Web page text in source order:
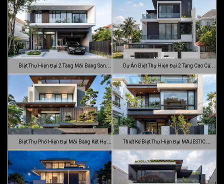
Biệt Thự Hiện Đại 2 Tầng Mái Bằng Sang Dự Án Biệt Thự Hiện Đại 2 Tầng Cao Cấp
Đ…
Biệt Thự Phố Hiện Đại Mái Bằng Kết Hợp Thiết Kế Biệt Thự Hiện Đại MAJESTIC
MODE…